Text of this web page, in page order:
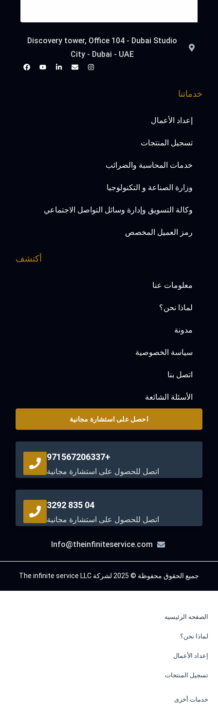
Discovery tower, Office 104 - Dubai Studio
City - Dubai - UAE
خدماتنا
إعداد الأعمال
تسجيل المنتجات
خدمات المحاسبة والضرائب
وزارة الصناعة و التكنولوجيا
وكالة التسويق وإدارة وسائل التواصل الاجتماعي
رمز العميل المخصص
أكتشف
معلومات عنا
لماذا نحن؟
مدونة
سياسة الخصوصية
اتصل بنا
الأسئلة الشائعة
احصل على استشارة مجانية
+971567206337
اتصل للحصول على استشارة مجانية
04 835 3292
اتصل للحصول على استشارة مجانية
Info@theinfiniteservice.com
جميع الحقوق محفوظة © 2025 لشركة The infinite service LLC
الصفحه الرئيسيه
لماذا نحن؟
إعداد الأعمال
تسجيل المنتجات
خدمات أخرى